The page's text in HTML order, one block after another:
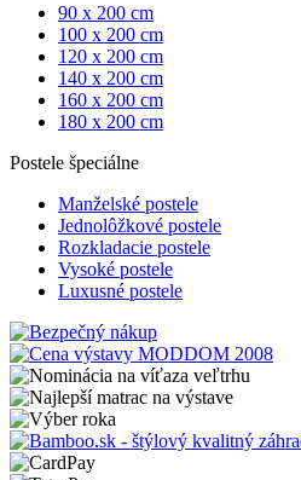
90 x 200 cm
100 x 200 cm
120 x 200 cm
140 x 200 cm
160 x 200 cm
180 x 200 cm
Postele špeciálne
Manželské postele
Jednolôžkové postele
Rozkladacie postele
Vysoké postele
Luxusné postele